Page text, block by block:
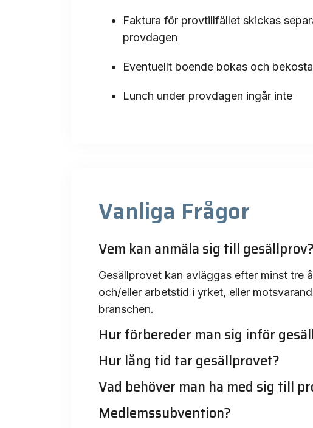
Faktura för provtillfället skickas
provdagen
Eventuellt boende bokas och
Lunch under provdagen ingår inte
Vanliga Frågor
Vem kan anmäla sig till gesällprov?
Gesällprovet kan avläggas efter minst tre
och/eller arbetstid i yrket, eller
branschen.
Hur förbereder man sig inför
Hur lång tid tar gesällprovet?
Vad behöver man ha med sig till
Medlemssubvention?